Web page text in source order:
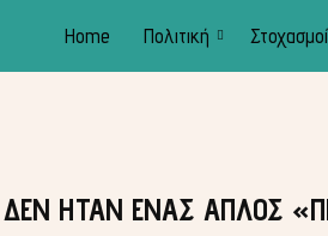
Home Πολιτική Στοχασμοί
ΗΤΑΝ ΕΝΑΣ ΑΠΛΟΣ